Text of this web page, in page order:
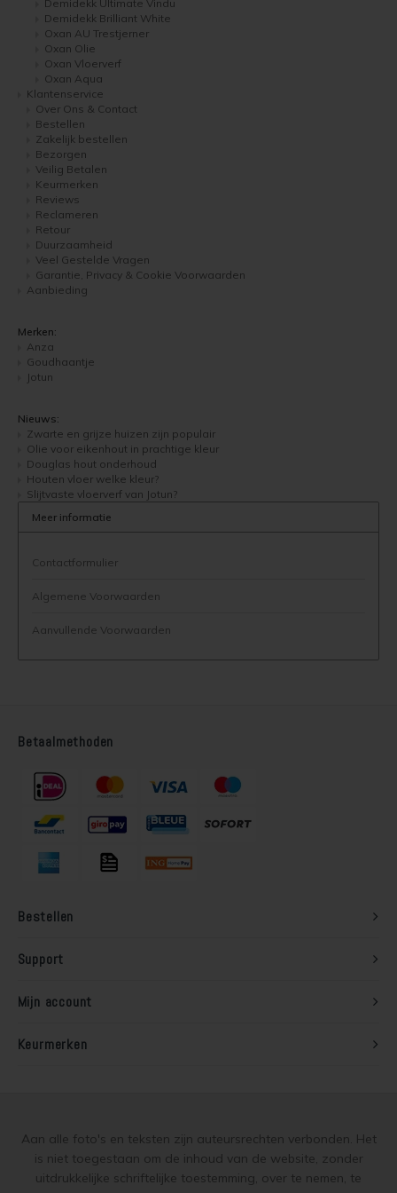
Demidekk Ultimate Vindu
Demidekk Brilliant White
Oxan AU Trestjerner
Oxan Olie
Oxan Vloerverf
Oxan Aqua
Klantenservice
Over Ons & Contact
Bestellen
Zakelijk bestellen
Bezorgen
Veilig Betalen
Keurmerken
Reviews
Reclameren
Retour
Duurzaamheid
Veel Gestelde Vragen
Garantie, Privacy & Cookie Voorwaarden
Aanbieding
Merken:
Anza
Goudhaantje
Jotun
Nieuws:
Zwarte en grijze huizen zijn populair
Olie voor eikenhout in prachtige kleur
Douglas hout onderhoud
Houten vloer welke kleur?
Slijtvaste vloerverf van Jotun?
Meer informatie
Contactformulier
Algemene Voorwaarden
Aanvullende Voorwaarden
Betaalmethoden
Bestellen
Support
Mijn account
Keurmerken
Aan alle foto's en teksten zijn auteursrechten verbonden. Het
is niet toegestaan om de inhoud van de website, zonder
uitdrukkelijke schriftelijke toestemming, over te nemen, te